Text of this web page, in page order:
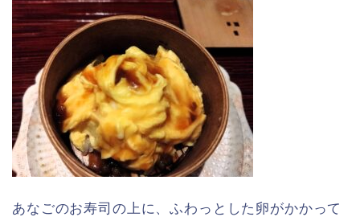
あなごのお寿司の上に、ふわっとした卵がかかって